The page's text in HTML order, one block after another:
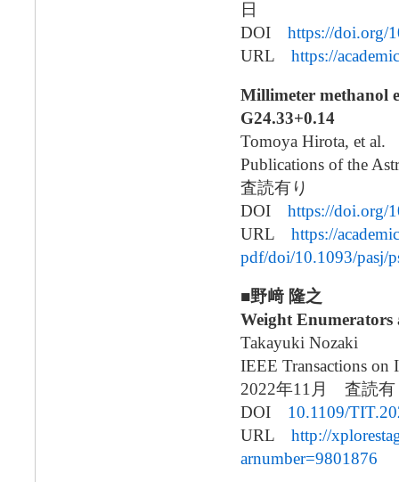
日
DOI https://doi.org/
URL https://
Millimeter methanol
G24.33+0.14
Tomoya Hirota, et al.
Publications of the
査読有り
DOI https://doi.org/
URL https://
pdf/doi/10.1093/pasj/
■野﨑 隆之
Weight Enumerators
Takayuki Nozaki
IEEE Transactions on
2022年11月 査読
DOI 10.1109/
URL http://
arnumber=9801876